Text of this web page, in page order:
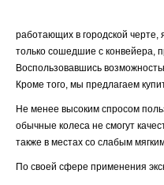
работающих в городской черте,
только сошедшие с конвейера,
Воспользовавшись
Кроме того, мы предлагаем
Не менее высоким спросом
обычные колеса не смогут
также в местах со слабым
По своей сфере применения